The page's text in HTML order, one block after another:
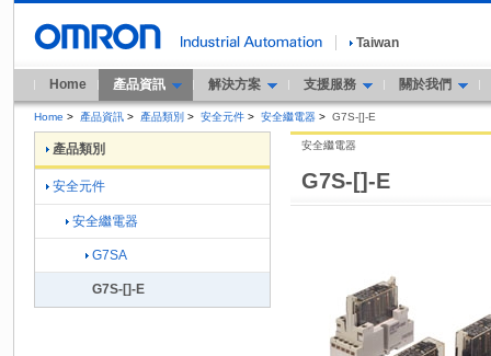
Taiwan
Home 產品資訊 解決方案 支援服務 關於我們
Home > 產品資訊 > 產品類別 > 安全元件 > 安全繼電器 > G7S-[]-E
G7S-[]-E
安全繼電器
產品類別
安全元件
安全繼電器
G7SA
G7S-[]-E